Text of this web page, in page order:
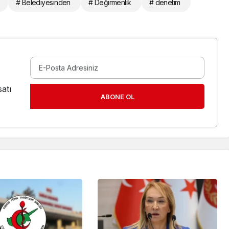
# Belediyesinden # Değirmenlik # denetim
ABONE OL